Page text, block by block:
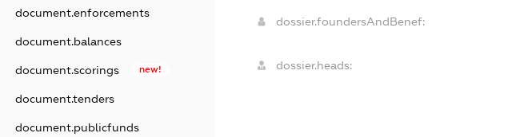
document.enforcements
document.balances
document.scorings new!
document.tenders
document.publicfunds
dossier.foundersAndBenef:
dossier.heads: